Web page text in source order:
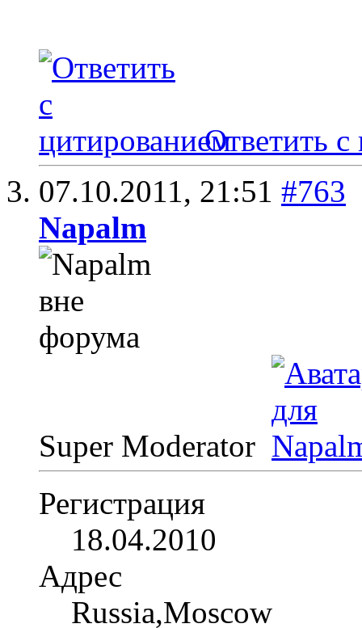
Ответить с
07.10.2011, 21:51 #763
Napalm
Super Moderator
Регистрация
18.04.2010
Адрес
Russia,Moscow